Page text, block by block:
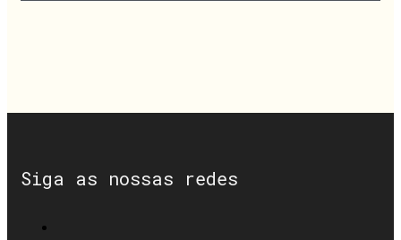
Siga as nossas redes